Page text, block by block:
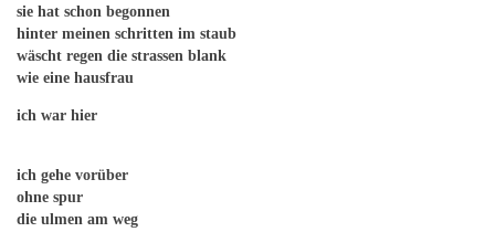
sie hat schon begonnen
hinter meinen schritten im staub
wäscht regen die strassen blank
wie eine hausfrau
ich war hier
ich gehe vorüber
ohne spur
die ulmen am weg